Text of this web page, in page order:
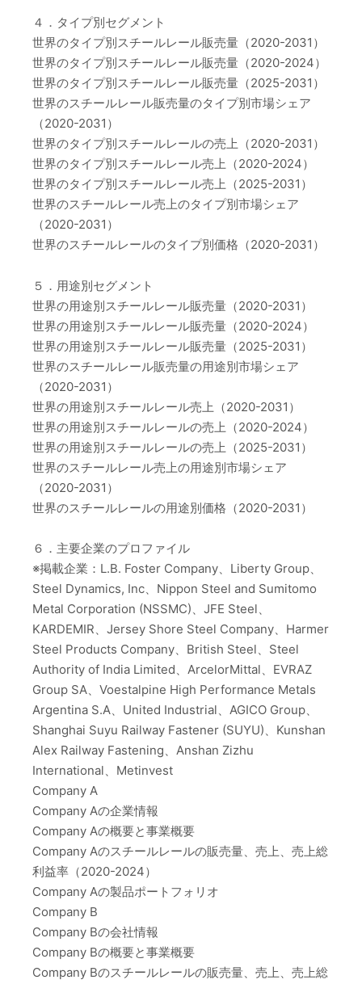
４．タイプ別セグメント
世界のタイプ別スチールレール販売量（2020-2031）
世界のタイプ別スチールレール販売量（2020-2024）
世界のタイプ別スチールレール販売量（2025-2031）
世界のスチールレール販売量のタイプ別市場シェア
（2020-2031）
世界のタイプ別スチールレールの売上（2020-2031）
世界のタイプ別スチールレール売上（2020-2024）
世界のタイプ別スチールレール売上（2025-2031）
世界のスチールレール売上のタイプ別市場シェア
（2020-2031）
世界のスチールレールのタイプ別価格（2020-2031）
５．用途別セグメント
世界の用途別スチールレール販売量（2020-2031）
世界の用途別スチールレール販売量（2020-2024）
世界の用途別スチールレール販売量（2025-2031）
世界のスチールレール販売量の用途別市場シェア
（2020-2031）
世界の用途別スチールレール売上（2020-2031）
世界の用途別スチールレールの売上（2020-2024）
世界の用途別スチールレールの売上（2025-2031）
世界のスチールレール売上の用途別市場シェア
（2020-2031）
世界のスチールレールの用途別価格（2020-2031）
６．主要企業のプロファイル
※掲載企業：L.B. Foster Company、Liberty Group、
Steel Dynamics, Inc、Nippon Steel and Sumitomo
Metal Corporation (NSSMC)、JFE Steel、
KARDEMIR、Jersey Shore Steel Company、Harmer
Steel Products Company、British Steel、Steel
Authority of India Limited、ArcelorMittal、EVRAZ
Group SA、Voestalpine High Performance Metals
Argentina S.A、United Industrial、AGICO Group、
Shanghai Suyu Railway Fastener (SUYU)、Kunshan
Alex Railway Fastening、Anshan Zizhu
International、Metinvest
Company A
Company Aの企業情報
Company Aの概要と事業概要
Company Aのスチールレールの販売量、売上、売上総
利益率（2020-2024）
Company Aの製品ポートフォリオ
Company B
Company Bの会社情報
Company Bの概要と事業概要
Company Bのスチールレールの販売量、売上、売上総